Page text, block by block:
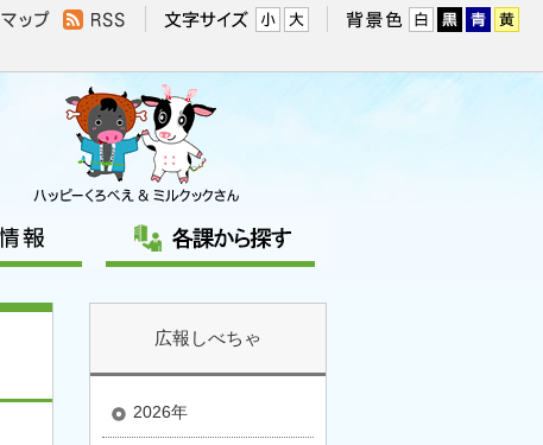
広報しべちゃ
2026年